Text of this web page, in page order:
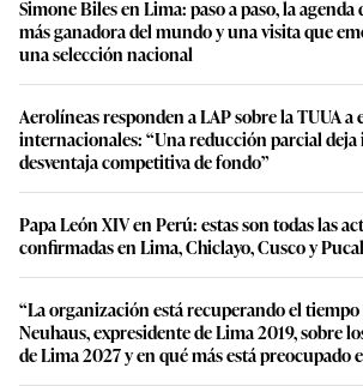
Simone Biles en Lima: paso a paso, la agenda
más ganadora del mundo y una visita que
una selección nacional
Aerolíneas responden a LAP sobre la TUUA a
internacionales: “Una reducción parcial deja
desventaja competitiva de fondo”
Papa León XIV en Perú: estas son todas las
confirmadas en Lima, Chiclayo, Cusco y
“La organización está recuperando el
Neuhaus, expresidente de Lima 2019, sobre
de Lima 2027 y en qué más está preocupado